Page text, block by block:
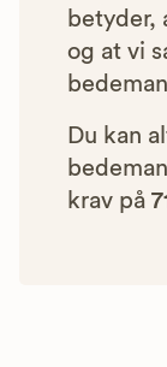
betyder,
og at vi
Du kan
krav på